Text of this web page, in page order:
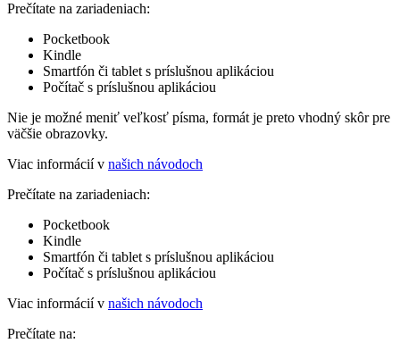
Prečítate na zariadeniach:
Pocketbook
Kindle
Smartfón či tablet s príslušnou aplikáciou
Počítač s príslušnou aplikáciou
Nie je možné meniť veľkosť písma, formát je preto vhodný skôr pre
väčšie obrazovky.
Viac informácií v našich návodoch
Prečítate na zariadeniach:
Pocketbook
Kindle
Smartfón či tablet s príslušnou aplikáciou
Počítač s príslušnou aplikáciou
Viac informácií v našich návodoch
Prečítate na: